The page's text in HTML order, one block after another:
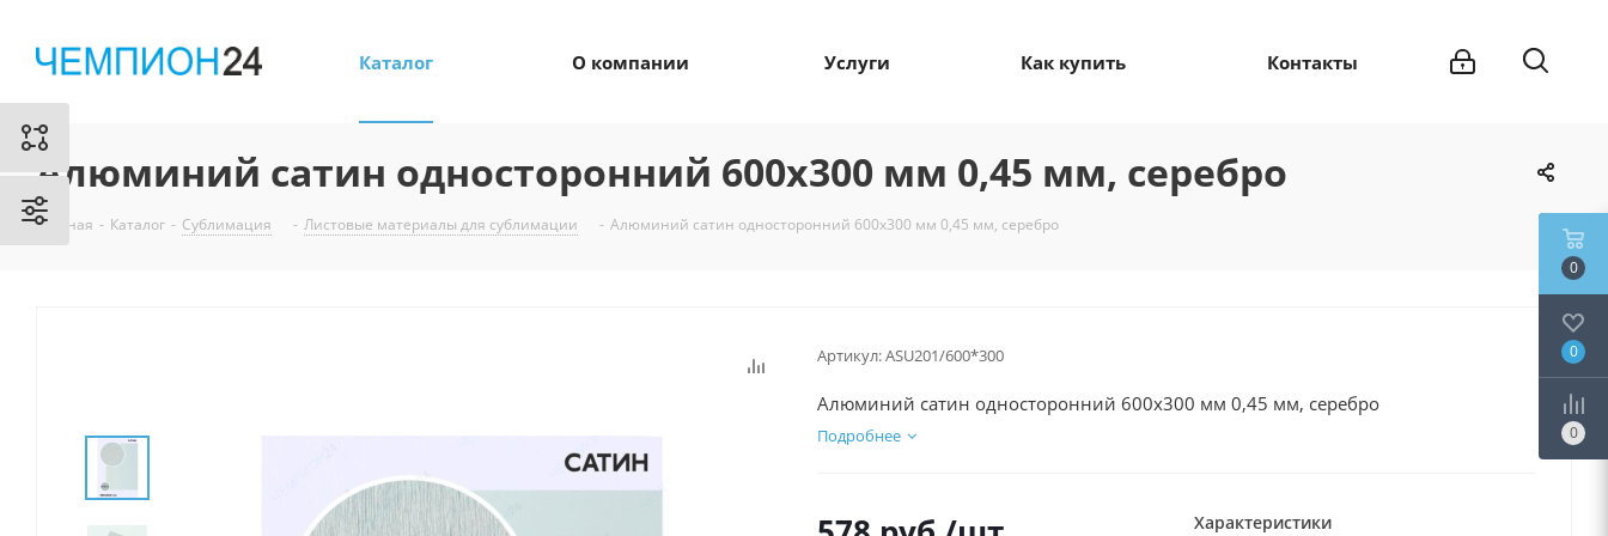
Каталог О компании Услуги Как купить Контакты
Алюминий сатин односторонний 600х300 мм 0,45 мм, серебро
Главная - Каталог - Сублимация - Листовые материалы для сублимации - Алюминий сатин односторонний 600х300 мм 0,45 мм, серебро
Артикул:ASU201/600*300
Алюминий сатин односторонний 600х300 мм 0,45 мм, серебро
Подробнее
Характеристики
0
0
0